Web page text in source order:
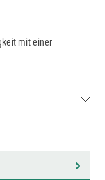
mit einer